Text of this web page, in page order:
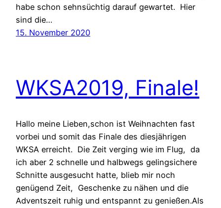
habe schon sehnsüchtig darauf gewartet. Hier
sind die…
15. November 2020
WKSA2019, Finale!
Hallo meine Lieben,schon ist Weihnachten fast
vorbei und somit das Finale des diesjährigen
WKSA erreicht. Die Zeit verging wie im Flug, da
ich aber 2 schnelle und halbwegs gelingsichere
Schnitte ausgesucht hatte, blieb mir noch
genügend Zeit, Geschenke zu nähen und die
Adventszeit ruhig und entspannt zu genießen.Als